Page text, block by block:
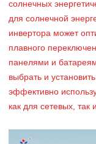
солнечных
для солнечной
инвертора может
плавного
панелями и
выбрать и
эффективно
как для сетевых,